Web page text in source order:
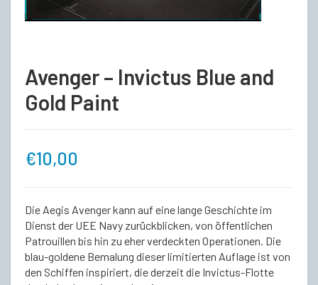
Avenger – Invictus Blue and
Gold Paint
€10,00
Die Aegis Avenger kann auf eine lange Geschichte im
Dienst der UEE Navy zurückblicken, von öffentlichen
Patrouillen bis hin zu eher verdeckten Operationen. Die
blau-goldene Bemalung dieser limitierten Auflage ist von
den Schiffen inspiriert, die derzeit die Invictus-Flotte